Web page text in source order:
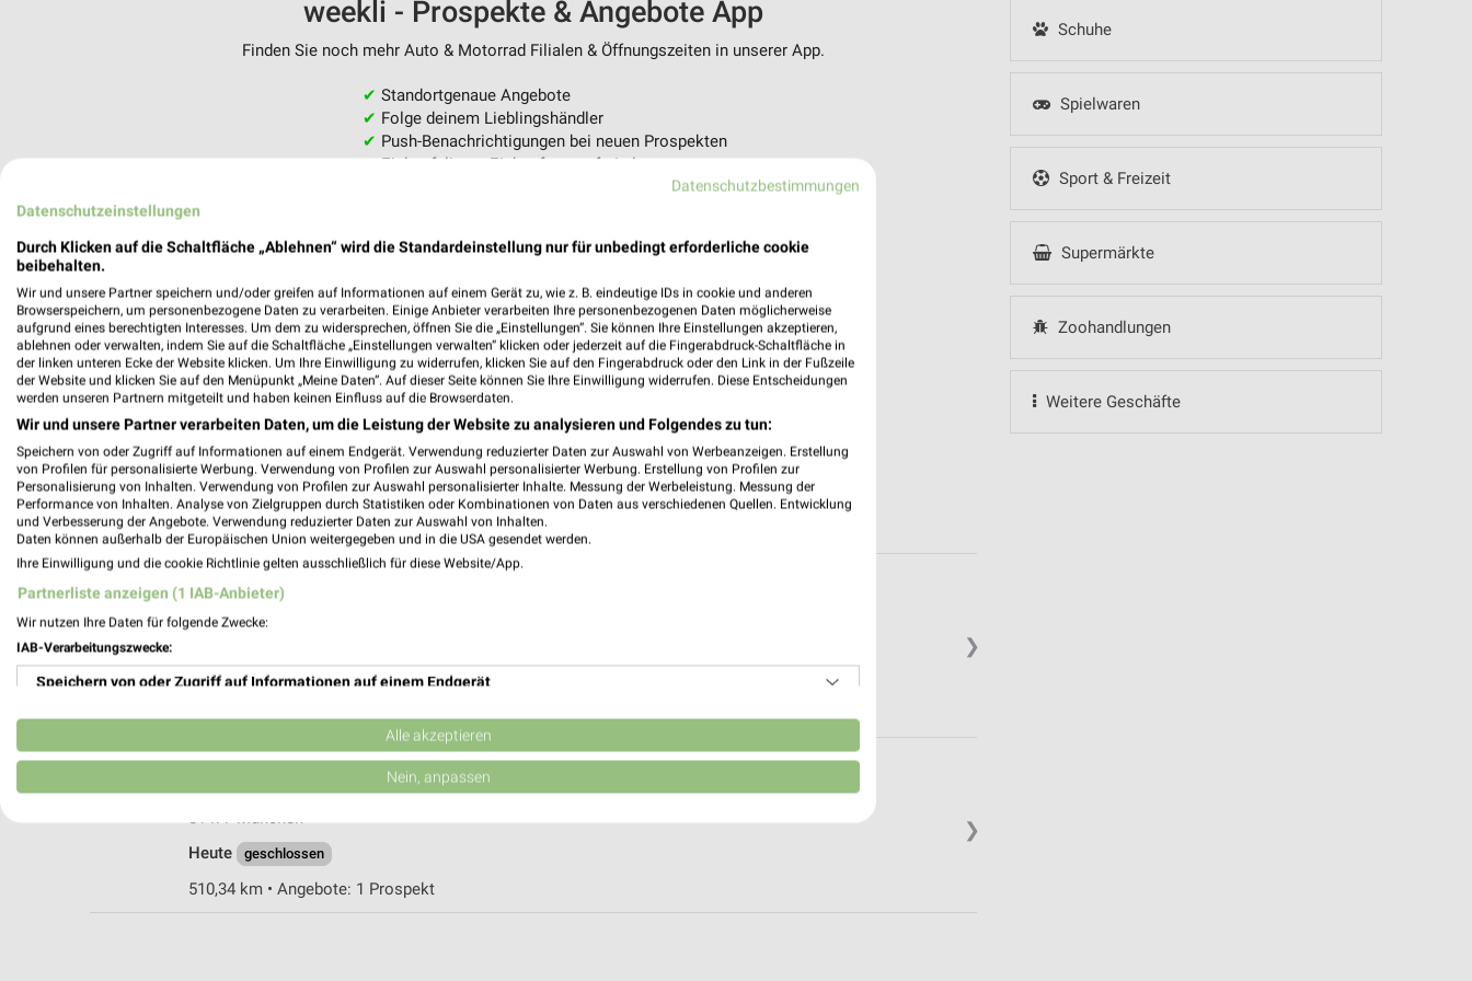
Schuhe
Spielwaren
Sport & Freizeit
Supermärkte
Zoohandlungen
Weitere Geschäfte
weekli - Prospekte & Angebote App
Finden Sie noch mehr Auto & Motorrad Filialen & Öffnungszeiten in unserer App.
✔ Standortgenaue Angebote
✔ Folge deinem Lieblingshändler
✔ Push-Benachrichtigungen bei neuen Prospekten
✔Einkaufsliste - Einkauf stressfrei planen
❯
A.T.U Rosenheim - Kolbermoor
83026 Rosenheim
Heute geschlossen
❯
Premio Reifen + Autoservice München
Meglingerstraße 15
81477 München
Heute
geschlossen
510,34 km • Angebote: 1 Prospekt
Datenschutzbestimmungen
Datenschutzeinstellungen
Durch Klicken auf die Schaltfläche „Ablehnen“ wird die Standardeinstellung nur für unbedingt erforderliche cookie
beibehalten.
Wir und unsere Partner speichern und/oder greifen auf Informationen auf einem Gerät zu, wie z. B. eindeutige IDs in cookie und anderen
Browserspeichern, um personenbezogene Daten zu verarbeiten. Einige Anbieter verarbeiten Ihre personenbezogenen Daten möglicherweise
aufgrund eines berechtigten Interesses. Um dem zu widersprechen, öffnen Sie die „Einstellungen“. Sie können Ihre Einstellungen akzeptieren,
ablehnen oder verwalten, indem Sie auf die Schaltfläche „Einstellungen verwalten“ klicken oder jederzeit auf die Fingerabdruck-Schaltfläche in
der linken unteren Ecke der Website klicken. Um Ihre Einwilligung zu widerrufen, klicken Sie auf den Fingerabdruck oder den Link in der Fußzeile
der Website und klicken Sie auf den Menüpunkt „Meine Daten“. Auf dieser Seite können Sie Ihre Einwilligung widerrufen. Diese Entscheidungen
werden unseren Partnern mitgeteilt und haben keinen Einfluss auf die Browserdaten.
Wir und unsere Partner verarbeiten Daten, um die Leistung der Website zu analysieren und Folgendes zu tun:
Speichern von oder Zugriff auf Informationen auf einem Endgerät. Verwendung reduzierter Daten zur Auswahl von Werbeanzeigen. Erstellung
von Profilen für personalisierte Werbung. Verwendung von Profilen zur Auswahl personalisierter Werbung. Erstellung von Profilen zur
Personalisierung von Inhalten. Verwendung von Profilen zur Auswahl personalisierter Inhalte. Messung der Werbeleistung. Messung der
Performance von Inhalten. Analyse von Zielgruppen durch Statistiken oder Kombinationen von Daten aus verschiedenen Quellen. Entwicklung
und Verbesserung der Angebote. Verwendung reduzierter Daten zur Auswahl von Inhalten.
Daten können außerhalb der Europäischen Union weitergegeben und in die USA gesendet werden.
Ihre Einwilligung und die cookie Richtlinie gelten ausschließlich für diese Website/App.
Partnerliste anzeigen (1 IAB-Anbieter)
Wir nutzen Ihre Daten für folgende Zwecke:
IAB-Verarbeitungszwecke:
Speichern von oder Zugriff auf Informationen auf einem Endgerät
Verwendung reduzierter Daten zur Auswahl von Werbeanzeigen
Erstellung von Profilen für personalisierte Werbung
Erstellung von Profilen zur Personalisierung von Inhalten
Alle akzeptieren
Nein, anpassen